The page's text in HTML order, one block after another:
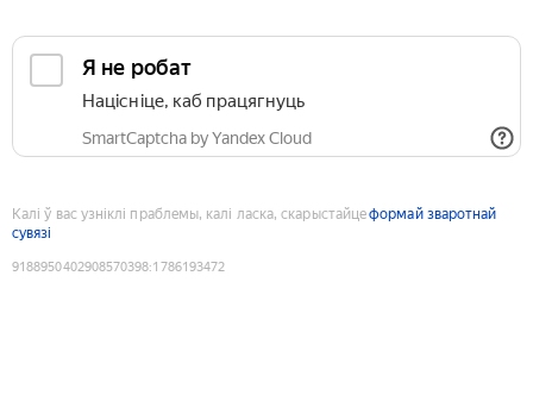
Я не робат
Націсніце, каб працягнуць
SmartCaptcha by Yandex Cloud
Калі ў вас узніклі праблемы, калі ласка, скарыстайцеформай зваротнай
сувязі
9188950402908570398:1786193472